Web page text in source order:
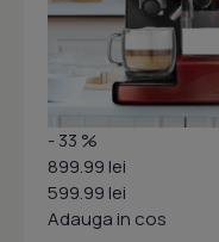
- 33 %
899.99 lei
599.99 lei
Adauga in cos